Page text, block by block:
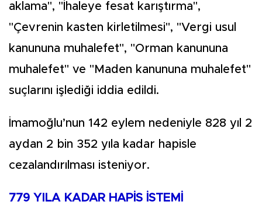
aklama", "İhaleye fesat karıştırma",
"Çevrenin kasten kirletilmesi", "Vergi usul
kanununa muhalefet", "Orman kanununa
muhalefet" ve "Maden kanununa muhalefet"
suçlarını işlediği iddia edildi.
İmamoğlu’nun 142 eylem nedeniyle 828 yıl 2
aydan 2 bin 352 yıla kadar hapisle
cezalandırılması isteniyor.
779 YILA KADAR HAPİS İSTEMİ